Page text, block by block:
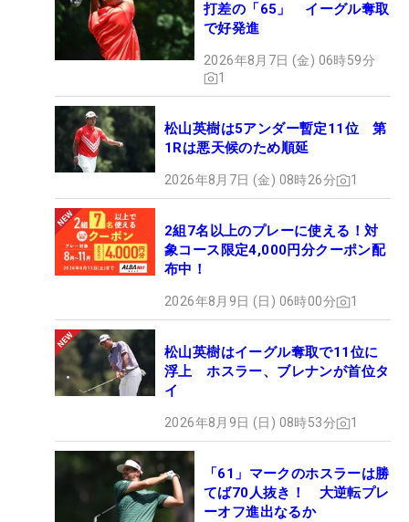
打差の「65」 イーグル奪取
で好発進
2026年8月7日 (金) 06時59分
1
松山英樹は5アンダー暫定11位 第
1Rは悪天候のため順延
2026年8月7日 (金) 08時26分 1
2組7名以上のプレーに使える！対
象コース限定4,000円分クーポン配
布中！
2026年8月9日 (日) 06時00分 1
松山英樹はイーグル奪取で11位に
浮上 ホスラー、ブレナンが首位タ
イ
2026年8月9日 (日) 08時53分 1
「61」マークのホスラーは勝
てば70人抜き！ 大逆転プレ
ーオフ進出なるか